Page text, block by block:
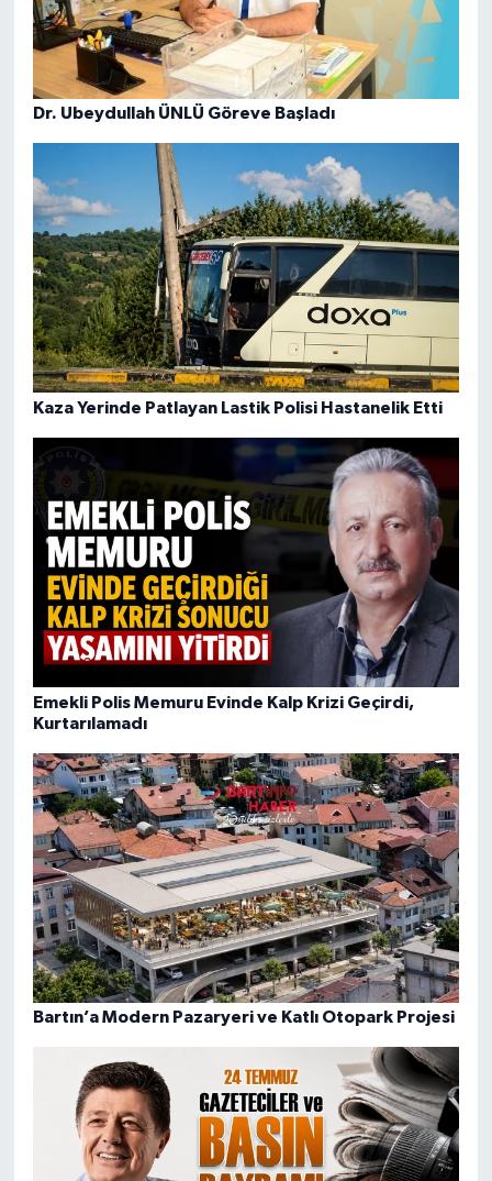
Dr. Ubeydullah ÜNLÜ Göreve Başladı
Kaza Yerinde Patlayan Lastik Polisi Hastanelik Etti
Emekli Polis Memuru Evinde Kalp Krizi Geçirdi,
Kurtarılamadı
Bartın’a Modern Pazaryeri ve Katlı Otopark Projesi